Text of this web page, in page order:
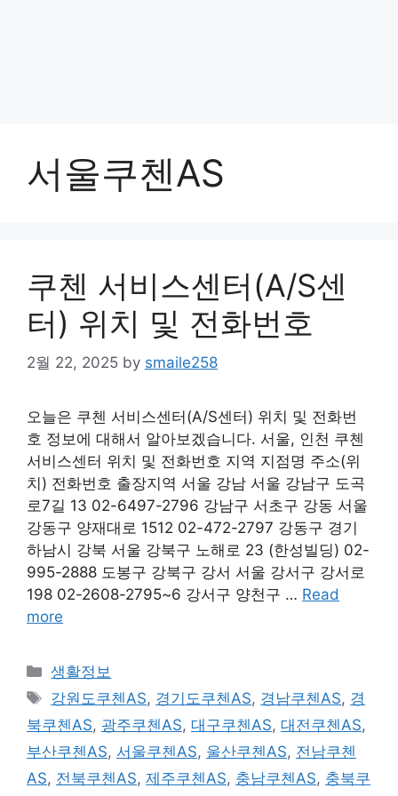
서울쿠첸AS
쿠첸 서비스센터(A/S센
터) 위치 및 전화번호
2월 22, 2025 by smaile258
오늘은 쿠첸 서비스센터(A/S센터) 위치 및 전화번
호 정보에 대해서 알아보겠습니다. 서울, 인천 쿠첸
서비스센터 위치 및 전화번호 지역 지점명 주소(위
치) 전화번호 출장지역 서울 강남 서울 강남구 도곡
로7길 13 02-6497-2796 강남구 서초구 강동 서울
강동구 양재대로 1512 02-472-2797 강동구 경기
하남시 강북 서울 강북구 노해로 23 (한성빌딩) 02-
995-2888 도봉구 강북구 강서 서울 강서구 강서로
198 02-2608-2795~6 강서구 양천구 … Read
more
Categories
생활정보
Tags
강원도쿠첸AS, 경기도쿠첸AS, 경남쿠첸AS, 경
북쿠첸AS, 광주쿠첸AS, 대구쿠첸AS, 대전쿠첸AS,
부산쿠첸AS, 서울쿠첸AS, 울산쿠첸AS, 전남쿠첸
AS, 전북쿠첸AS, 제주쿠첸AS, 충남쿠첸AS, 충북쿠